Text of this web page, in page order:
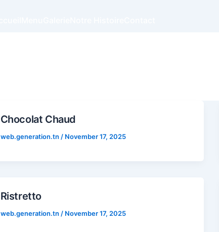
Chocolat Chaud
web.generation.tn / November 17, 2025
Ristretto
web.generation.tn / November 17, 2025